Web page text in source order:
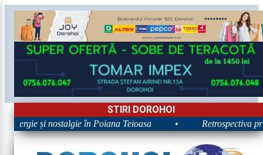
STIRI DOROHOI
și nostalgie în Poiana Teioasa Retrospectiva